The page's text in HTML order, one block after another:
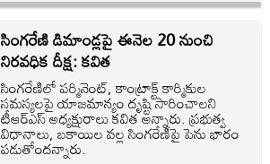
సింగరేణి డిమాండ్లపై ఈనెల 20 నుంచి
నిరవధిక దీక్ష: కవిత
సింగరేణిలో పర్మినెంట్, కాంట్రాక్ట్ కార్మికుల
సమస్యలపై యాజమాన్యం దృష్టి సారించాలని
టీఆర్‌ఎస్ అధ్యక్షురాలు కవిత అన్నారు. ప్రభుత్వ
విధానాలు, బకాయిల వల్ల సింగరేణిపై పెను భారం
పడుతోందన్నారు.